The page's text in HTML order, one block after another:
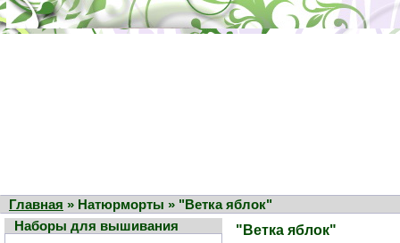
Главная » Натюрморты » "Ветка яблок"
Наборы для вышивания
"Ветка яблок"